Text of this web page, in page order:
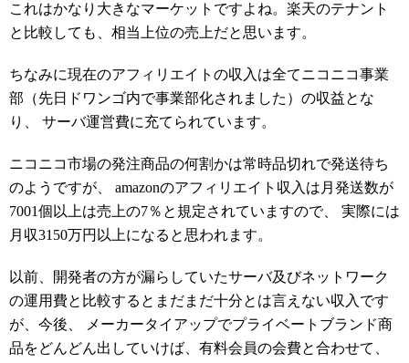
これはかなり大きなマーケットですよね。楽天のテナント
と比較しても、相当上位の売上だと思います。
ちなみに現在のアフィリエイトの収入は全てニコニコ事業
部（先日ドワンゴ内で事業部化されました）の収益とな
り、 サーバ運営費に充てられています。
ニコニコ市場の発注商品の何割かは常時品切れで発送待ち
のようですが、 amazonのアフィリエイト収入は月発送数が
7001個以上は売上の7％と規定されていますので、 実際には
月収3150万円以上になると思われます。
以前、開発者の方が漏らしていたサーバ及びネットワーク
の運用費と比較するとまだまだ十分とは言えない収入です
が、今後、 メーカータイアップでプライベートブランド商
品をどんどん出していけば、有料会員の会費と合わせて、